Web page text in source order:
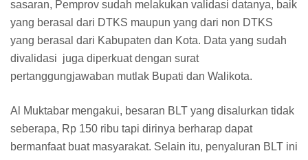
sasaran, Pemprov sudah melakukan validasi datanya, baik
yang berasal dari DTKS maupun yang dari non DTKS
yang berasal dari Kabupaten dan Kota. Data yang sudah
divalidasi juga diperkuat dengan surat
pertanggungjawaban mutlak Bupati dan Walikota.
Al Muktabar mengakui, besaran BLT yang disalurkan tidak
seberapa, Rp 150 ribu tapi dirinya berharap dapat
bermanfaat buat masyarakat. Selain itu, penyaluran BLT ini